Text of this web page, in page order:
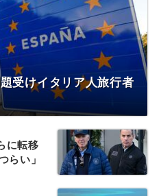
受けイタリア人旅行者
に転移
らい」